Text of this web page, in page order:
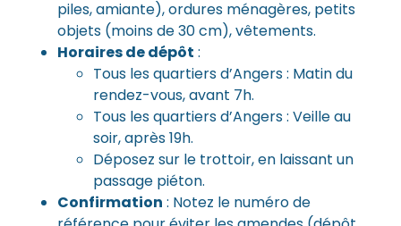
piles, amiante), ordures ménagères, petits
objets (moins de 30 cm), vêtements.
Horaires de dépôt :
Tous les quartiers d’Angers : Matin du
rendez-vous, avant 7h.
Tous les quartiers d’Angers : Veille au
soir, après 19h.
Déposez sur le trottoir, en laissant un
passage piéton.
Confirmation : Notez le numéro de